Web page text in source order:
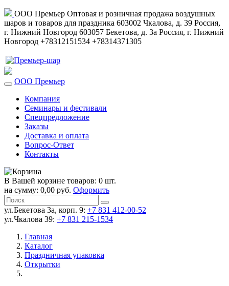
ООО Премьер Оптовая и розничная продажа воздушных
шаров и товаров для праздника 603002 Чкалова, д. 39 Россия,
г. Нижний Новгород 603057 Бекетова, д. 3а Россия, г. Нижний
Новгород +78312151534 +78314371305
ООО Премьер
Компания
Семинары и фестивали
Спецпредложение
Заказы
Доставка и оплата
Вопрос-Ответ
Контакты
В Вашей корзине товаров: 0 шт.
на сумму: 0,00 руб. Оформить
ул.Бекетова 3а, корп. 9: +7 831 412-00-52
ул.Чкалова 39: +7 831 215-1534
Главная
Каталог
Праздничная упаковка
Открытки